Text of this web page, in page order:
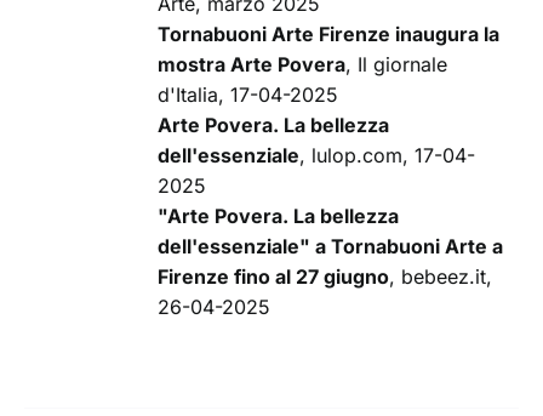
Tornabuoni Arte Firenze inaugura la
mostra Arte Povera, Il giornale
d'Italia, 17-04-2025
Arte Povera. La bellezza
dell'essenziale, lulop.com, 17-04-
2025
"Arte Povera. La bellezza
dell'essenziale" a Tornabuoni Arte a
Firenze fino al 27 giugno, bebeez.it,
26-04-2025